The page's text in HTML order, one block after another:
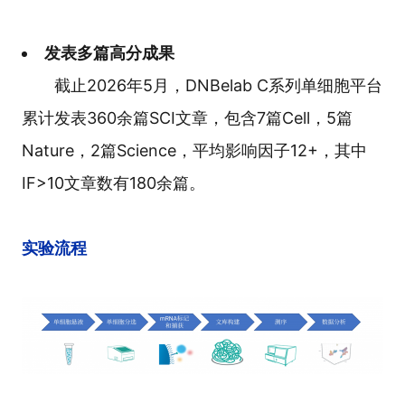
发表多篇高分成果
截止2026年5月，DNBelab C系列单细胞平台
累计发表360余篇SCI文章，包含7篇Cell，5篇
Nature，2篇Science，平均影响因子12+，其中
IF>10文章数有180余篇。
实验流程